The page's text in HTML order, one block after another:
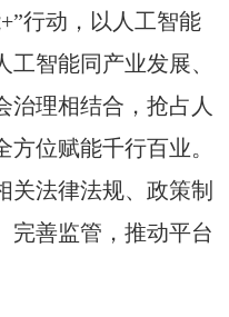
行动，以人工智能
智能同产业发展、
治理相结合，抢占人
位赋能千行百业。
关法律法规、政策制
完善监管，推动平台